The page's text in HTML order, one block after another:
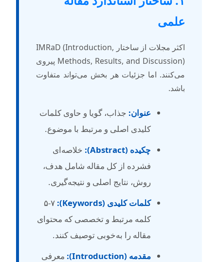
اکثر مجلات از ساختار IMRaD (Introduction,
Methods, Results, and Discussion) پیروی
اما جزئیات هر بخش می‌تواند متفاوت
جذاب، گویا و حاوی کلمات
کلیدی اصلی و مرتبط با موضوع.
چکیده (Abstract):
خلاصه‌ای
فشرده از کل مقاله شامل هدف،
روش، نتایج اصلی و نتیجه‌گیری.
کلمات کلیدی (Keywords):
۵-۷
کلمه مرتبط و تخصصی که محتوای
مقاله را به‌خوبی توصیف کنند.
مقدمه (Introduction):
معرفی